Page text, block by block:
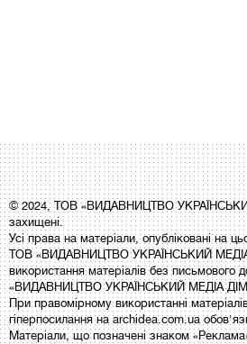
© 2024, ТОВ «ВИДАВНИЦТВО
захищені.
Усі права на матеріали, опубліковані на
ТОВ «ВИДАВНИЦТВО УКРАЇНСЬКИЙ
використання матеріалів без письмового
«ВИДАВНИЦТВО УКРАЇНСЬКИЙ МЕДІА
При правомірному використанні
гіперпосилання на archidea.com.ua
Матеріали, що позначені знаком